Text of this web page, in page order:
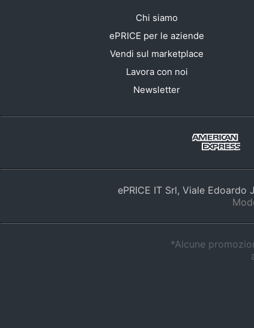
Chi siamo
ePRICE per le aziende
Vendi sul marketplace
Lavora con noi
Newsletter
ePRICE IT Srl, Viale
*Alcune